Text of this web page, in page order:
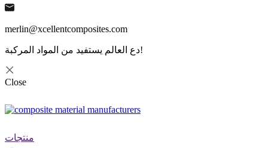
merlin@xcellentcomposites.com
دع العالم يستفيد من المواد المركبة!
Close
منتجات